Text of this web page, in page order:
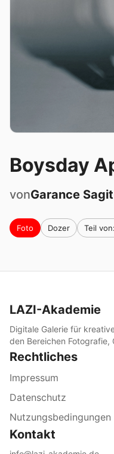
Boysday
vonGarance
Foto Dozer Teil
LAZI-Akademie
Digitale Galerie für
den Bereichen
Rechtliches
Impressum
Datenschutz
Nutzungsbedingungen
Kontakt